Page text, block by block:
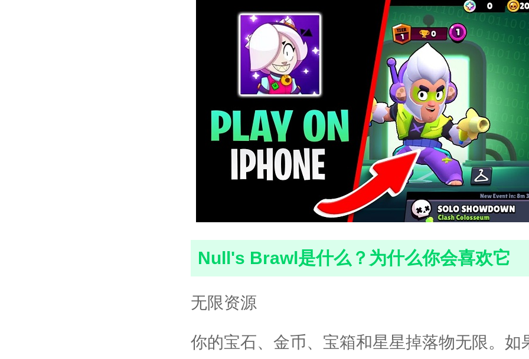
Null's Brawl是什么？为什么你会喜欢它
无限资源
你的宝石、金币、宝箱和星星掉落物无限。如